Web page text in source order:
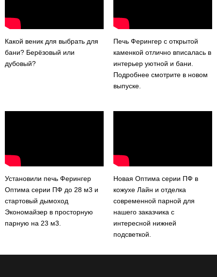
Какой веник для выбрать для
бани? Берёзовый или
дубовый?
Печь Ферингер с открытой
каменкой отлично вписалась в
интерьер уютной и бани.
Подробнее смотрите в новом
выпуске.
Установили печь Ферингер
Оптима серии ПФ до 28 м3 и
стартовый дымоход
Экономайзер в просторную
парную на 23 м3.
Новая Оптима серии ПФ в
кожухе Лайн и отделка
современной парной для
нашего заказчика с
интересной нижней
подсветкой.